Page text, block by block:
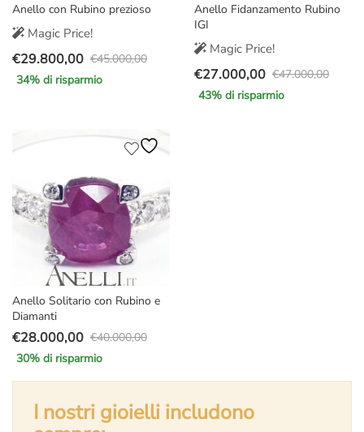
Anello con Rubino prezioso
Magic Price!
€45.000,00
Il
prezzo
€45.000,00.
€29.800,00
Il
prezzo
€29.800,00.
34% di risparmio
Anello Fidanzamento Rubino
IGI
Magic Price!
€47.000,00
Il
prezzo
€27.000,00
Il
prezzo
43% di risparmio
Anello Solitario con Rubino e
Diamanti
€40.000,00
Il
prezzo
originale
€40.000,00.
€28.000,00
Il
prezzo
attuale
€28.000,00.
30% di risparmio
I nostri gioielli includono